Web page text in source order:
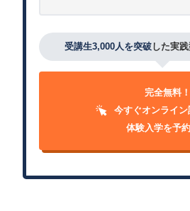
受講生3,000人を突破 した実
完全無料！
今すぐオンライン
体験入学を予